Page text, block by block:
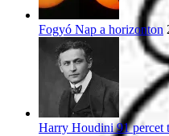
Fogyó Nap a horizonton
Harry Houdini 91 percet